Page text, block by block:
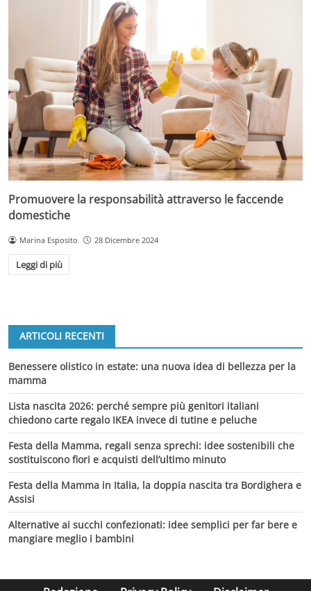
Promuovere la responsabilità attraverso le faccende
domestiche
Marina Esposito 28 Dicembre 2024
Leggi di più
ARTICOLI RECENTI
Benessere olistico in estate: una nuova idea di bellezza per la
mamma
Lista nascita 2026: perché sempre più genitori italiani
chiedono carte regalo IKEA invece di tutine e peluche
Festa della Mamma, regali senza sprechi: idee sostenibili che
sostituiscono fiori e acquisti dell’ultimo minuto
Festa della Mamma in Italia, la doppia nascita tra Bordighera e
Assisi
Alternative ai succhi confezionati: idee semplici per far bere e
mangiare meglio i bambini